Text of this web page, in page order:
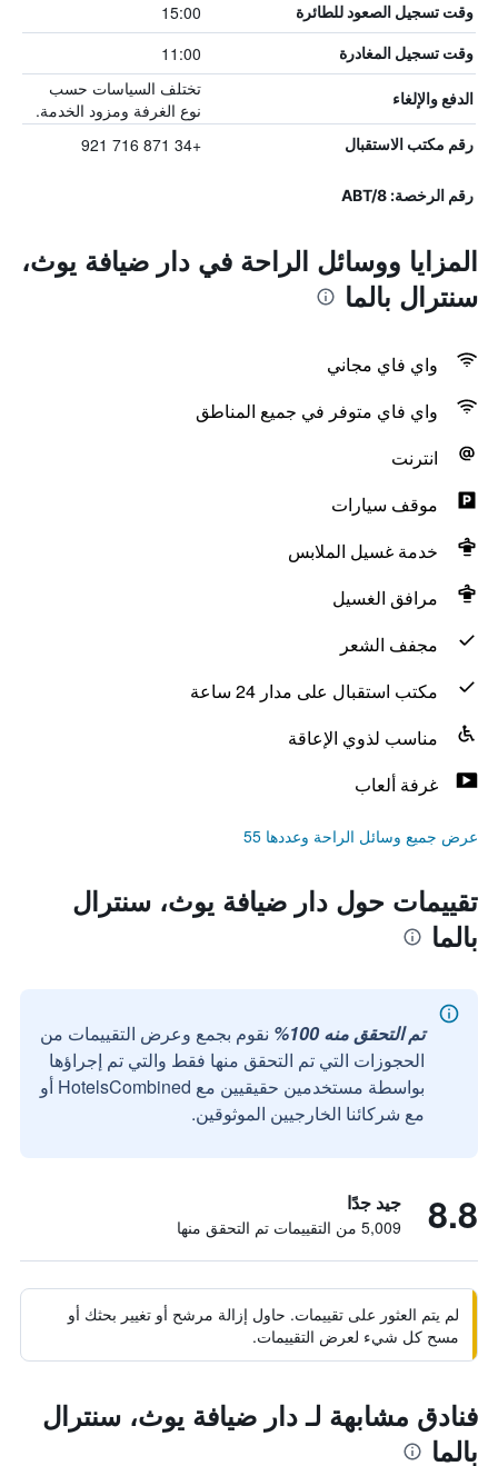
وقت تسجيل الصعود للطائرة 15:00
وقت تسجيل المغادرة 11:00
الدفع والإلغاء
تختلف السياسات حسب
نوع الغرفة ومزود الخدمة.
رقم مكتب الاستقبال +34 871 716 921
رقم الرخصة: ABT/8
المزايا ووسائل الراحة في دار ضيافة يوث،
سنترال بالما
واي فاي مجاني
واي فاي متوفر في جميع المناطق
انترنت
موقف سيارات
خدمة غسيل الملابس
مرافق الغسيل
مجفف الشعر
مكتب استقبال على مدار 24 ساعة
مناسب لذوي الإعاقة
غرفة ألعاب
عرض جميع وسائل الراحة وعددها 55
تقييمات حول دار ضيافة يوث، سنترال
بالما
تم التحقق منه 100%
نقوم بجمع وعرض التقييمات من
الحجوزات التي تم التحقق منها فقط والتي تم إجراؤها
بواسطة مستخدمين حقيقيين مع HotelsCombined أو
مع شركائنا الخارجيين الموثوقين.
8.8 جيد جدًا
5,009 من التقييمات تم التحقق منها
لم يتم العثور على تقييمات. حاول إزالة مرشح أو تغيير بحثك أو
مسح كل شيء لعرض التقييمات.
فنادق مشابهة لـ دار ضيافة يوث، سنترال
بالما